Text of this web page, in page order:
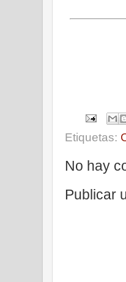
Etiquetas:
No hay
Publicar